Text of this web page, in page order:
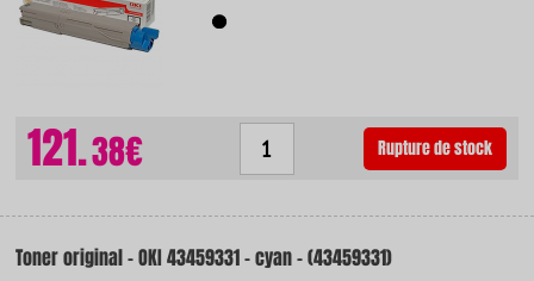
121.38€ Rupture de stock
Toner original - OKI 43459331 - cyan - (43459331)